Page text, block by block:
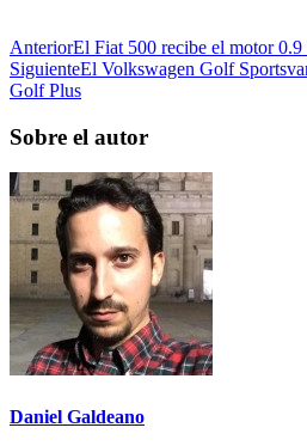
AnteriorEl Fiat 500 recibe el motor
SiguienteEl Volkswagen Golf
Golf Plus
Sobre el autor
Daniel Galdeano